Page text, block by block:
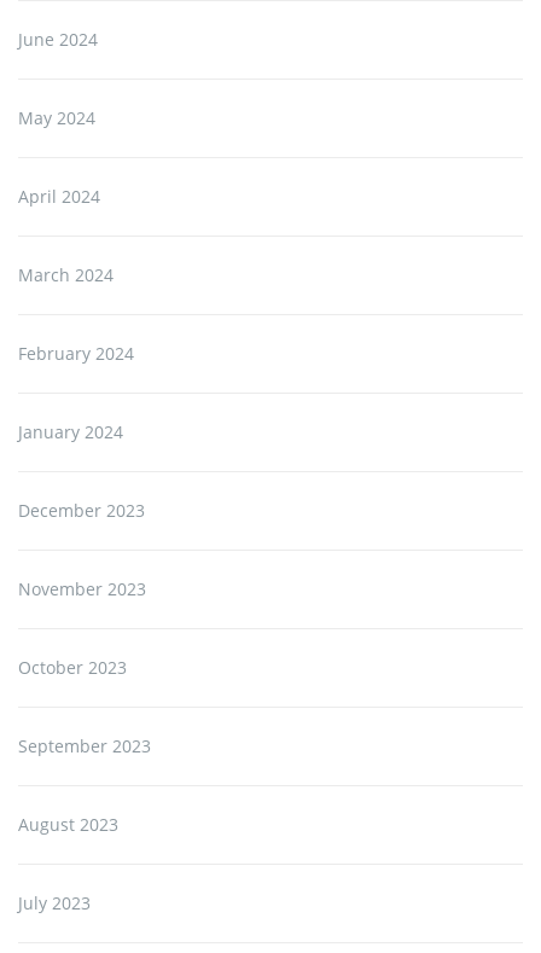
June 2024
May 2024
April 2024
March 2024
February 2024
January 2024
December 2023
November 2023
October 2023
September 2023
August 2023
July 2023